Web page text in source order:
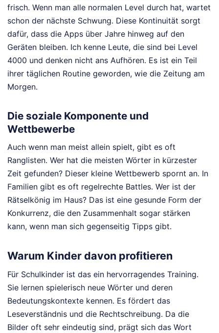
frisch. Wenn man alle normalen Level durch hat, wartet
schon der nächste Schwung. Diese Kontinuität sorgt
dafür, dass die Apps über Jahre hinweg auf den
Geräten bleiben. Ich kenne Leute, die sind bei Level
4000 und denken nicht ans Aufhören. Es ist ein Teil
ihrer täglichen Routine geworden, wie die Zeitung am
Morgen.
Die soziale Komponente und
Wettbewerbe
Auch wenn man meist allein spielt, gibt es oft
Ranglisten. Wer hat die meisten Wörter in kürzester
Zeit gefunden? Dieser kleine Wettbewerb spornt an. In
Familien gibt es oft regelrechte Battles. Wer ist der
Rätselkönig im Haus? Das ist eine gesunde Form der
Konkurrenz, die den Zusammenhalt sogar stärken
kann, wenn man sich gegenseitig Tipps gibt.
Warum Kinder davon profitieren
Für Schulkinder ist das ein hervorragendes Training.
Sie lernen spielerisch neue Wörter und deren
Bedeutungskontexte kennen. Es fördert das
Leseverständnis und die Rechtschreibung. Da die
Bilder oft sehr eindeutig sind, prägt sich das Wort